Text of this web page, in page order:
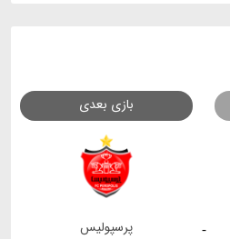
بازی بعدی
- پرسپولیس